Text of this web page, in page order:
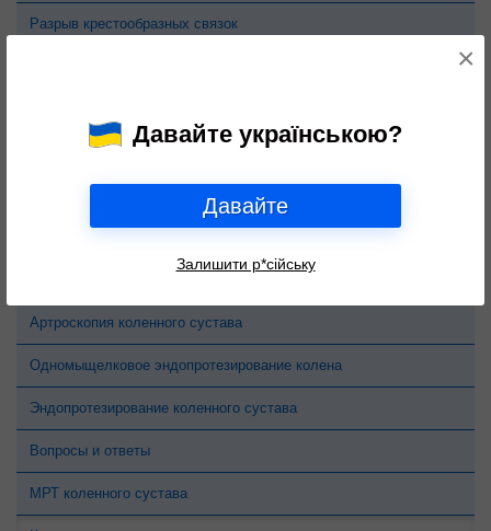
Давайте українською?
Давайте
Залишити р*сійську
×
Разрыв крестообразных связок
Болезни коленного сустава
Артроскопия коленного сустава
Одномыщелковое эндопротезирование колена
Эндопротезирование коленного сустава
Вопросы и ответы
МРТ коленного сустава